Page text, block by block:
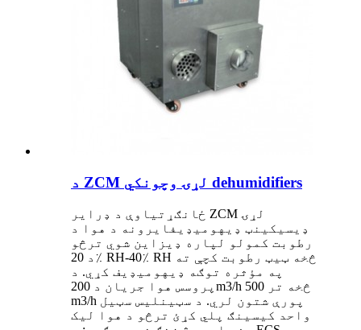
د ZCM لړۍ وچونکي dehumidifiers
ځانګړتیاوې د ډرایر ZCM لړۍ
ډیسیکینټ ډیهومیډیفایرونه د هوا د
رطوبت کمولو لپاره ډیزاین شوي ترڅو
د 20٪ RH-40٪ RH څخه ټیټ رطوبت کچې ته
په مؤثره توګه ډیهومیډیف کړي. د
پروسس هوا جریان د 200m3/h څخه تر 500
m3/h پورې شتون لري. د سټینلیس سټیل
واحد کیسینګ پلي کړئ ترڅو د هوا لیک